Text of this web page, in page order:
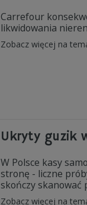
Carrefour
likwidowania
Zobacz więcej na
Ukryty guzik
W Polsce kasy
stronę - liczne
skończy skanować
Zobacz więcej na